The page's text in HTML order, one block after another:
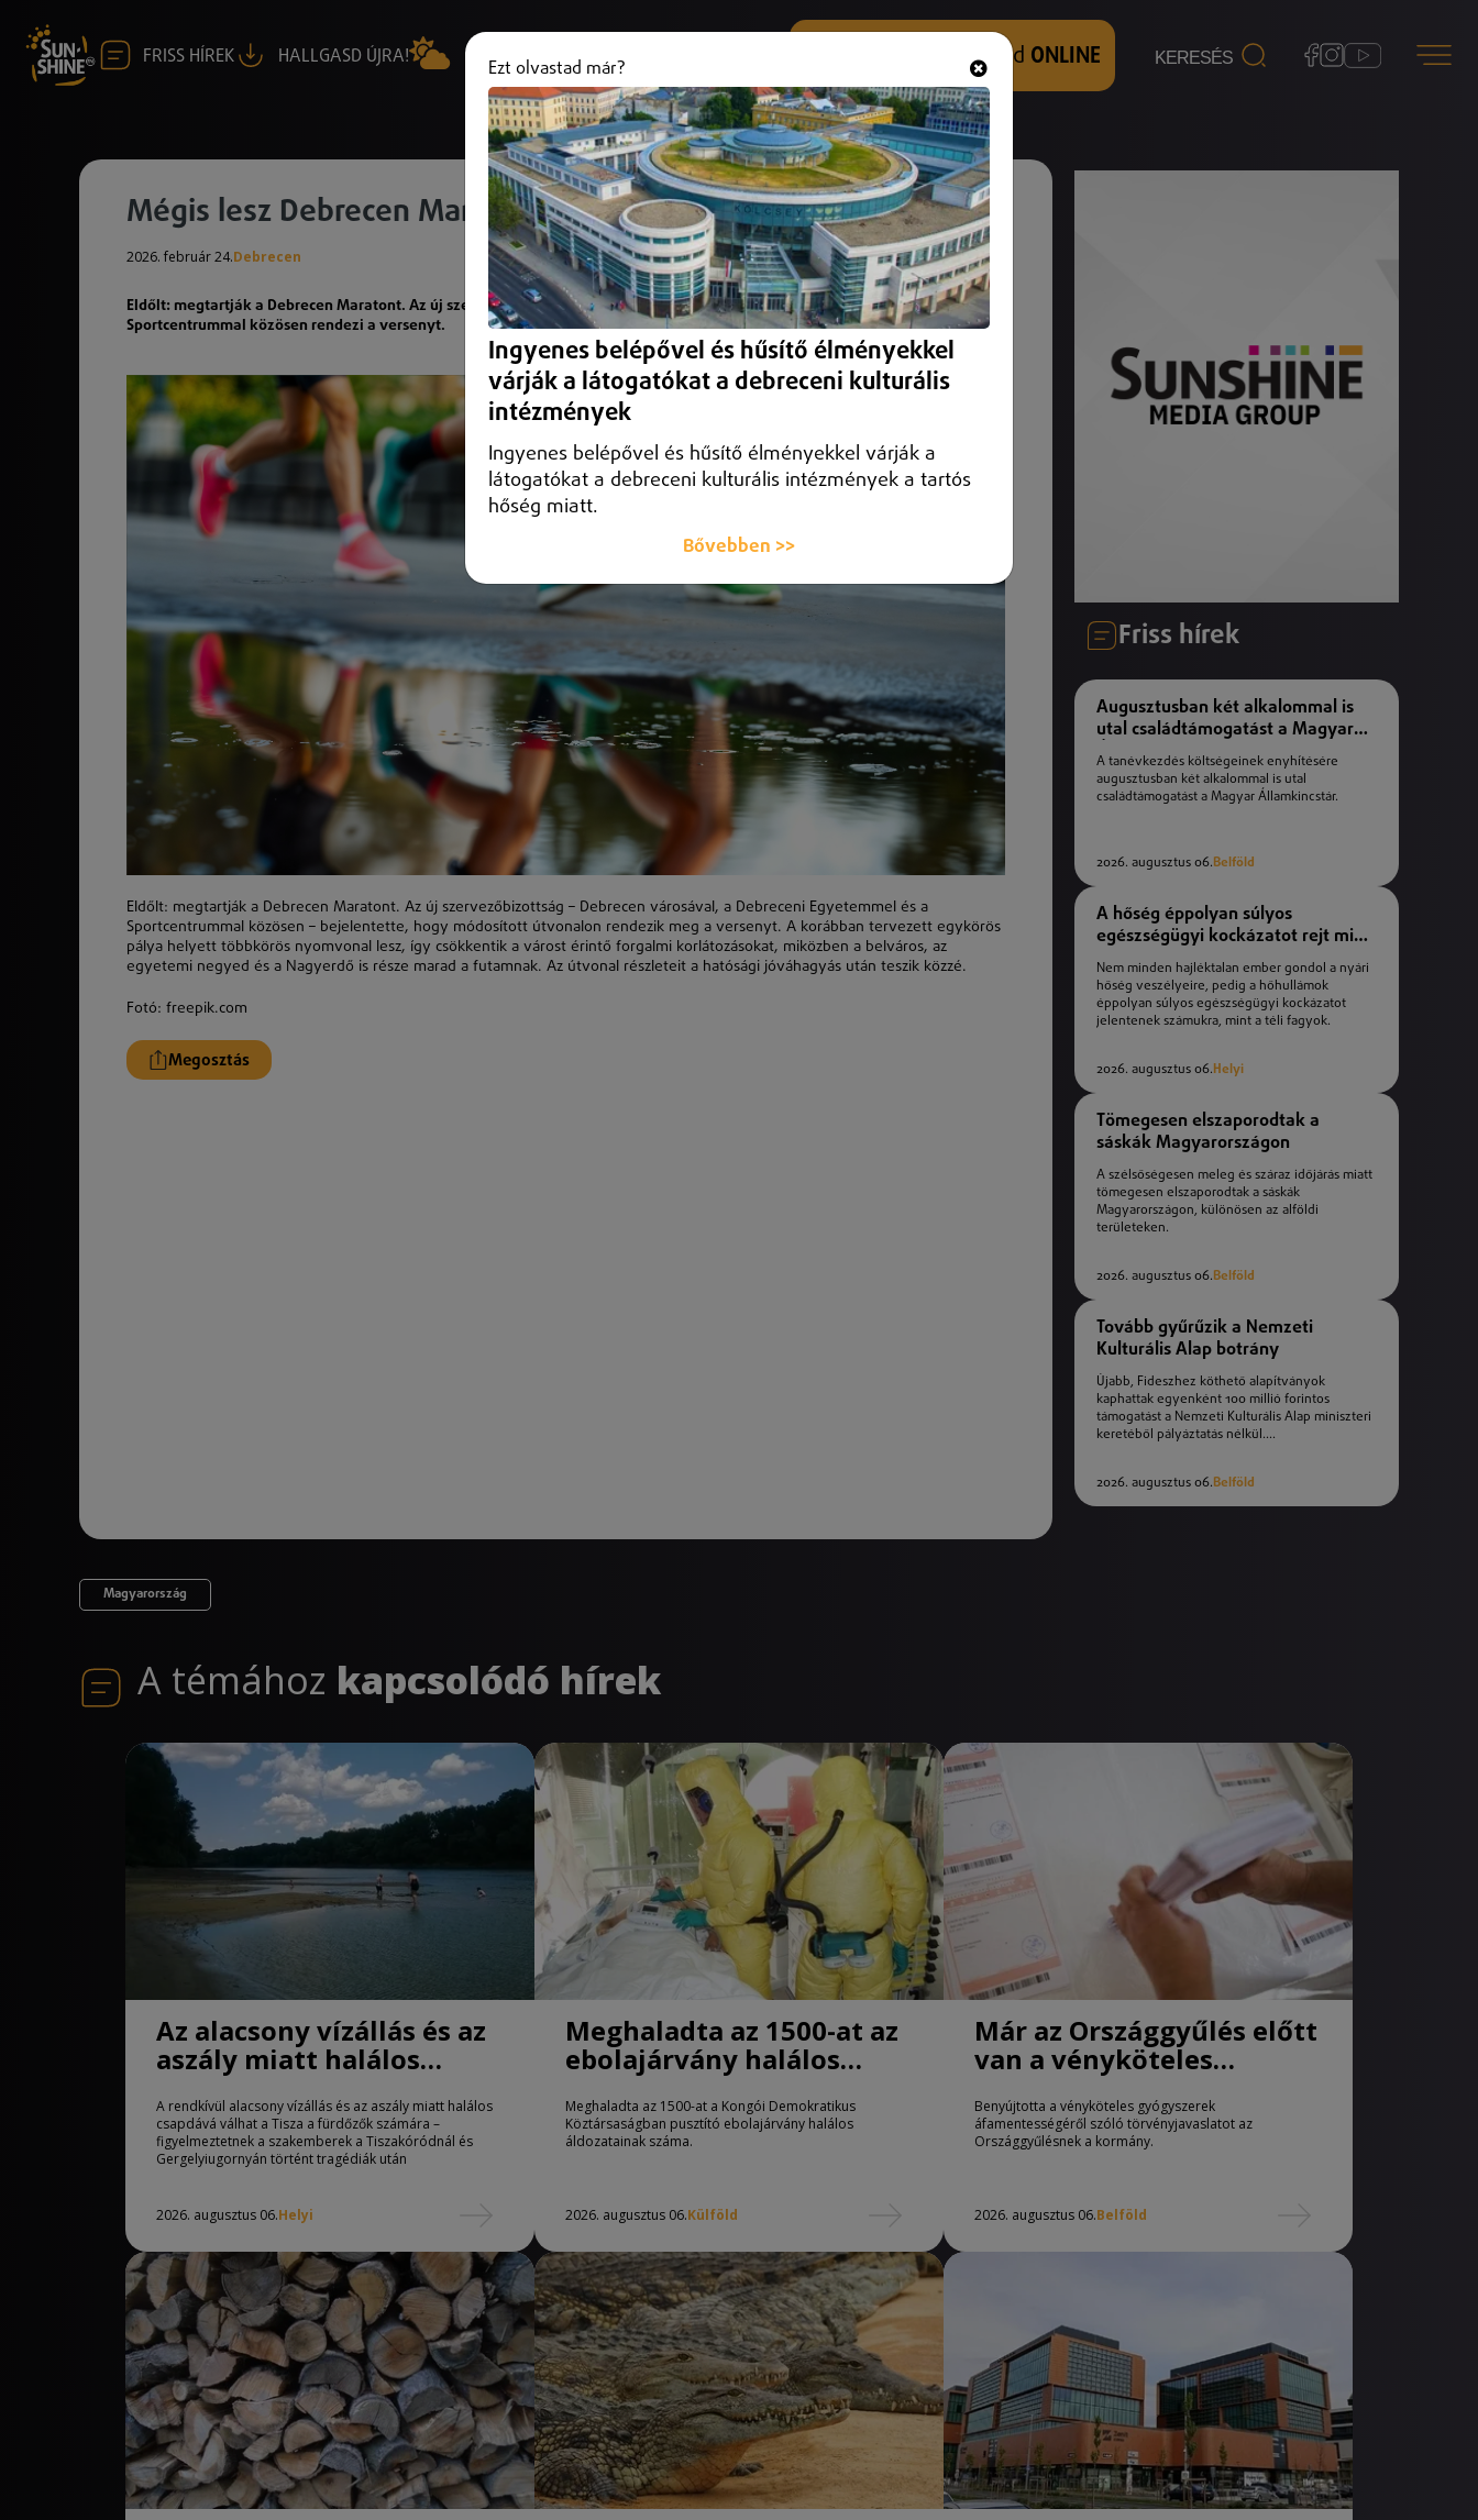
FRISS HÍREK HALLGASD ÚJRA! +36 (20) 316 3000 Hallgasd és nézd ONLINE
Mégis lesz Debrecen Maraton
2026. február 24.Debrecen
Eldőlt: megtartják a Debrecen Maratont. Az új szervezőbizottság – Debrecen városával, a Debreceni Egyetemmel és a
Sportcentrummal közösen rendezi a versenyt.
Eldőlt: megtartják a Debrecen Maratont. Az új szervezőbizottság – Debrecen városával, a Debreceni Egyetemmel és a
Sportcentrummal közösen – bejelentette, hogy módosított útvonalon rendezik meg a versenyt. A korábban tervezett egykörös
pálya helyett többkörös nyomvonal lesz, így csökkentik a várost érintő forgalmi korlátozásokat, miközben a belváros, az
egyetemi negyed és a Nagyerdő is része marad a futamnak. Az útvonal részleteit a hatósági jóváhagyás után teszik közzé.
Fotó: freepik.com
Megosztás
Friss hírek
Augusztusban két alkalommal is
utal családtámogatást a Magyar
Államkincstár
A tanévkezdés költségeinek enyhítésére
augusztusban két alkalommal is utal
családtámogatást a Magyar Államkincstár.
2026. augusztus 06.Belföld
A hőség éppolyan súlyos
egészségügyi kockázatot rejt mint
a téli fagyok
Nem minden hajléktalan ember gondol a nyári
hőség veszélyeire, pedig a hőhullámok
éppolyan súlyos egészségügyi kockázatot
jelentenek számukra, mint a téli fagyok.
2026. augusztus 06. Helyi
Tömegesen elszaporodtak a
sáskák Magyarországon
A szélsőségesen meleg és száraz időjárás miatt
tömegesen elszaporodtak a sáskák
Magyarországon, különösen az alföldi
területeken.
2026. augusztus 06.Belföld
Tovább gyűrűzik a Nemzeti
Kulturális Alap botrány
Újabb, Fideszhez köthető alapítványok
kaphattak egyenként 100 millió forintos
támogatást a Nemzeti Kulturális Alap miniszteri
keretéből pályáztatás nélkül....
2026. augusztus 06.Belföld
Magyarország
A témához kapcsolódó hírek
Az alacsony vízállás és az
aszály miatt halálos
csapdává válhat a Tisza
A rendkívül alacsony vízállás és az aszály miatt halálos
csapdává válhat a Tisza a fürdőzők számára –
figyelmeztetnek a szakemberek a Tiszakóródnál és
Gergelyiugornyán történt tragédiák után
2026. augusztus 06.Helyi
Meghaladta az 1500-at az
ebolajárvány halálos
áldozatainak száma
Meghaladta az 1500-at a Kongói Demokratikus
Köztársaságban pusztító ebolajárvány halálos
áldozatainak száma.
2026. augusztus 06.Külföld
Már az Országgyűlés előtt
van a vényköteles
gyógyszerek
áfamentességéről szóló
törvényjavaslat
Benyújtotta a vényköteles gyógyszerek
áfamentességéről szóló törvényjavaslatot az
Országgyűlésnek a kormány.
2026. augusztus 06.Belföld
Ezt olvastad már?
Ingyenes belépővel és hűsítő élményekkel
várják a látogatókat a debreceni kulturális
intézmények
Ingyenes belépővel és hűsítő élményekkel várják a
látogatókat a debreceni kulturális intézmények a tartós
hőség miatt.
Bővebben >>